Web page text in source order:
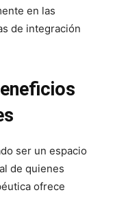
en las
de integración
ser un espacio
de quienes
ofrece